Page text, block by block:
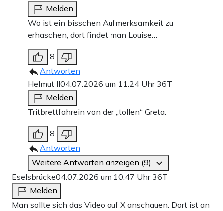
Melden
Wo ist ein bisschen Aufmerksamkeit zu
erhaschen, dort findet man Louise…
8
Antworten
Helmut ll04.07.2026 um 11:24 Uhr36T
Melden
Tritbrettfahrein von der „tollen“ Greta.
8
Antworten
Weitere Antworten anzeigen (9)
Eselsbrücke04.07.2026 um 10:47 Uhr36T
Melden
Man sollte sich das Video auf X anschauen. Dort ist an